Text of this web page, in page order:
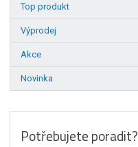
Top produkt
Výprodej
Akce
Novinka
Potřebujete poradit?